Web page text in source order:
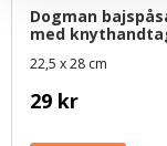
Dogman
med
22,5 x 28 cm
29 kr